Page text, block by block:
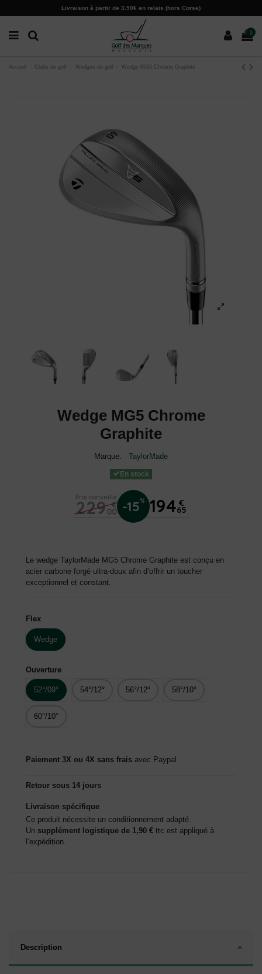
Livraison à partir de 3.90€ en relais (hors Corse)
0
Accueil Clubs de golf Wedges de golf Wedge MG5 Chrome Graphite
Wedge MG5 Chrome
Graphite
Marque: TaylorMade
En stock
Prix conseillé
229 €
00 -15% 194 €
65
Le wedge TaylorMade MG5 Chrome Graphite est conçu en
acier carbone forgé ultra-doux afin d’offrir un toucher
exceptionnel et constant.
Flex
Wedge
Ouverture
52°/09° 54°/12° 56°/12° 58°/10°
60°/10°
Paiement 3X ou 4X sans frais avec Paypal
Retour sous 14 jours
Livraison spécifique
Ce produit nécessite un conditionnement adapté.
Un supplément logistique de 1,90 € ttc est appliqué à
l’expédition.
Description
Paramètres des cookies